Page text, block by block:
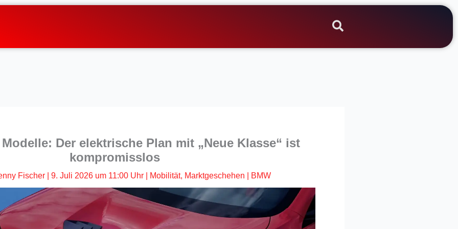
Der elektrische Plan mit „Neue Klasse“ ist
kompromisslos
Fischer 9. Juli 2026 um 11:00 Uhr| Mobilität, Marktgeschehen BMW